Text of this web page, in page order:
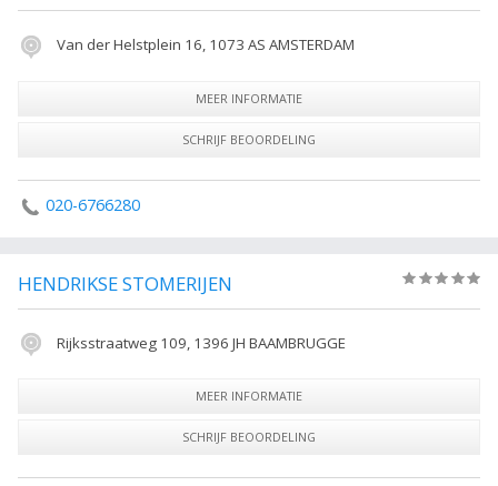
Van der Helstplein 16, 1073 AS AMSTERDAM
MEER INFORMATIE
SCHRIJF BEOORDELING
020-6766280
HENDRIKSE STOMERIJEN
Rijksstraatweg 109, 1396 JH BAAMBRUGGE
MEER INFORMATIE
SCHRIJF BEOORDELING